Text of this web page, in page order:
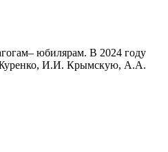
юбилярам. В 2024 году
Журенко, И.И. Крымскую, А.А.